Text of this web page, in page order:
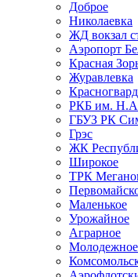
Доброе
Николаевка
ЖД вокзал
Аэропорт
Красная
Журавлевка
РКБ им.
ГБУЗ РК
Грэс
ЖК
Широкое
ТРК
Маленькое
Урожайное
Аграрное
Молодежное